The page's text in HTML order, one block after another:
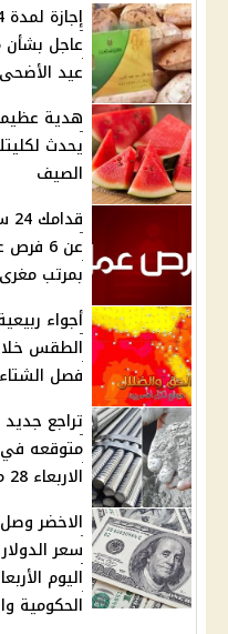
عاجل بشأن
عيد الأضحى
هدية
يحدث
الصيف
عن 6
بمرتب مغرى
أجواء
الطقس
فصل الشتاء
تراجع
متوقعه في
الاربعاء 28 مايو 2025!!
سعر
الحكومية